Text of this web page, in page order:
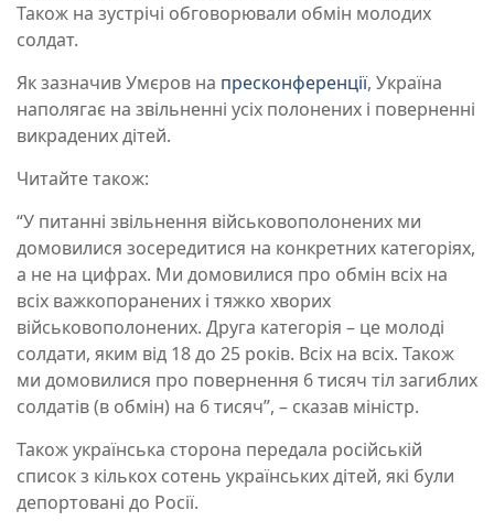
Також на зустрічі обговорювали обмін молодих
солдат.
Як зазначив Умєров на пресконференції, Україна
наполягає на звільненні усіх полонених і поверненні
викрадених дітей.
Читайте також:
“У питанні звільнення військовополонених ми
домовилися зосередитися на конкретних категоріях,
а не на цифрах. Ми домовилися про обмін всіх на
всіх важкопоранених і тяжко хворих
військовополонених. Друга категорія – це молоді
солдати, яким від 18 до 25 років. Всіх на всіх. Також
ми домовилися про повернення 6 тисяч тіл загиблих
солдатів (в обмін) на 6 тисяч”, – сказав міністр.
Також українська сторона передала російській
список з кількох сотень українських дітей, які були
депортовані до Росії.